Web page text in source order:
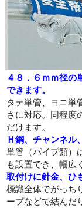
４８．６ｍｍ径の
できます。
タテ単管、ヨコ単
さに対応。同程度
だけます。
Ｈ鋼、チャンネル
単管（パイプ類）
も設置でき、幅広
取付けに針金、ひ
標識全体でがっち
ープなどで結んだ